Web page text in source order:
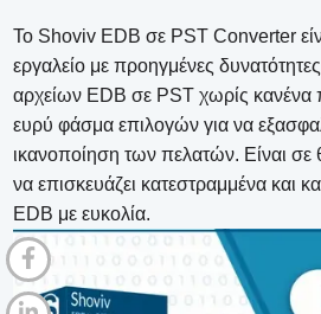
Το Shoviv EDB σε PST Converter
εργαλείο με προηγμένες
αρχείων EDB σε PST χωρίς κανένα
ευρύ φάσμα επιλογών για να
ικανοποίηση των πελατών. Είναι σε
να επισκευάζει κατεστραμμένα και
EDB με ευκολία.